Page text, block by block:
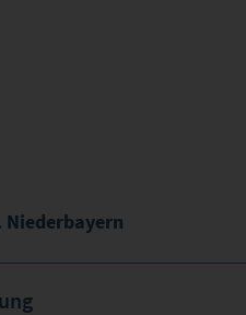
Niederbayern